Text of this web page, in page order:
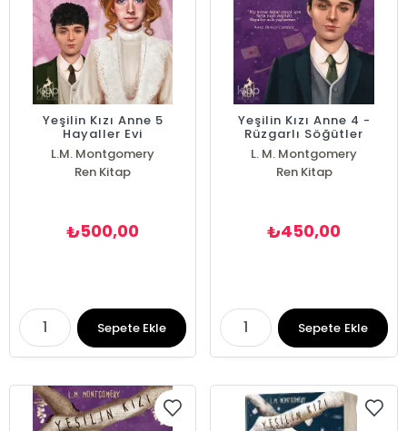
Yeşilin Kızı Anne 5
Hayaller Evi
L.M. Montgomery
Ren Kitap
₺500,00
Sepete Ekle
Yeşilin Kızı Anne 4 -
Rüzgarlı Söğütler
L. M. Montgomery
Ren Kitap
₺450,00
Sepete Ekle